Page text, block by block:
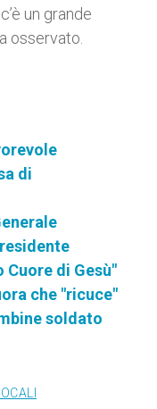
un grande
osservato.
di
Cuore di Gesù"
che "ricuce"
soldato